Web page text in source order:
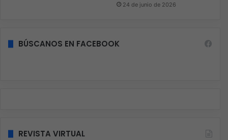
24 de junio de 2026
BÚSCANOS EN FACEBOOK
REVISTA VIRTUAL